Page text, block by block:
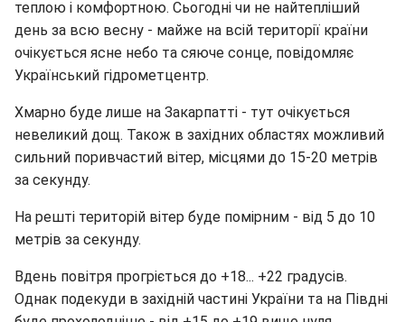
теплою і комфортною. Сьогодні чи не найтепліший
день за всю весну - майже на всій території країни
очікується ясне небо та сяюче сонце, повідомляє
Український гідрометцентр.
Хмарно буде лише на Закарпатті - тут очікується
невеликий дощ. Також в західних областях можливий
сильний поривчастий вітер, місцями до 15-20 метрів
за секунду.
На решті територій вітер буде помірним - від 5 до 10
метрів за секунду.
Вдень повітря прогріється до +18... +22 градусів.
Однак подекуди в західній частині України та на Півдні